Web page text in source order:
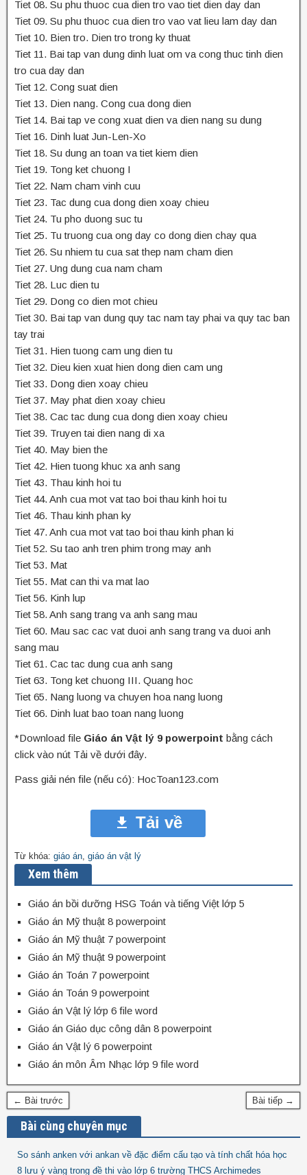
Tiet 08. Su phu thuoc cua dien tro vao tiet dien day dan
Tiet 09. Su phu thuoc cua dien tro vao vat lieu lam day dan
Tiet 10. Bien tro. Dien tro trong ky thuat
Tiet 11. Bai tap van dung dinh luat om va cong thuc tinh dien
tro cua day dan
Tiet 12. Cong suat dien
Tiet 13. Dien nang. Cong cua dong dien
Tiet 14. Bai tap ve cong xuat dien va dien nang su dung
Tiet 16. Dinh luat Jun-Len-Xo
Tiet 18. Su dung an toan va tiet kiem dien
Tiet 19. Tong ket chuong I
Tiet 22. Nam cham vinh cuu
Tiet 23. Tac dung cua dong dien xoay chieu
Tiet 24. Tu pho duong suc tu
Tiet 25. Tu truong cua ong day co dong dien chay qua
Tiet 26. Su nhiem tu cua sat thep nam cham dien
Tiet 27. Ung dung cua nam cham
Tiet 28. Luc dien tu
Tiet 29. Dong co dien mot chieu
Tiet 30. Bai tap van dung quy tac nam tay phai va quy tac ban
tay trai
Tiet 31. Hien tuong cam ung dien tu
Tiet 32. Dieu kien xuat hien dong dien cam ung
Tiet 33. Dong dien xoay chieu
Tiet 37. May phat dien xoay chieu
Tiet 38. Cac tac dung cua dong dien xoay chieu
Tiet 39. Truyen tai dien nang di xa
Tiet 40. May bien the
Tiet 42. Hien tuong khuc xa anh sang
Tiet 43. Thau kinh hoi tu
Tiet 44. Anh cua mot vat tao boi thau kinh hoi tu
Tiet 46. Thau kinh phan ky
Tiet 47. Anh cua mot vat tao boi thau kinh phan ki
Tiet 52. Su tao anh tren phim trong may anh
Tiet 53. Mat
Tiet 55. Mat can thi va mat lao
Tiet 56. Kinh lup
Tiet 58. Anh sang trang va anh sang mau
Tiet 60. Mau sac cac vat duoi anh sang trang va duoi anh
sang mau
Tiet 61. Cac tac dung cua anh sang
Tiet 63. Tong ket chuong III. Quang hoc
Tiet 65. Nang luong va chuyen hoa nang luong
Tiet 66. Dinh luat bao toan nang luong
*Download file Giáo án Vật lý 9 powerpoint bằng cách
click vào nút Tải về dưới đây.
Pass giải nén file (nếu có): HocToan123.com
Tải về
Từ khóa: giáo án, giáo án vật lý
Xem thêm
Giáo án bồi dưỡng HSG Toán và tiếng Việt lớp 5
Giáo án Mỹ thuật 8 powerpoint
Giáo án Mỹ thuật 7 powerpoint
Giáo án Mỹ thuật 9 powerpoint
Giáo án Toán 7 powerpoint
Giáo án Toán 9 powerpoint
Giáo án Vật lý lớp 6 file word
Giáo án Giáo dục công dân 8 powerpoint
Giáo án Vật lý 6 powerpoint
Giáo án môn Âm Nhạc lớp 9 file word
← Bài trước Bài tiếp →
Bài cùng chuyên mục
So sánh anken với ankan về đặc điểm cấu tạo và tính chất hóa học
8 lưu ý vàng trong đề thi vào lớp 6 trường THCS Archimedes